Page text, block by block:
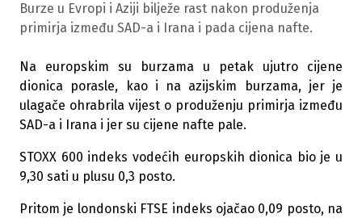
Burze u Evropi i Aziji bilježe rast nakon produženja
primirja između SAD-a i Irana i pada cijena nafte.
Na europskim su burzama u petak ujutro cijene
dionica porasle, kao i na azijskim burzama, jer je
ulagače ohrabrila vijest o produženju primirja između
SAD-a i Irana i jer su cijene nafte pale.
STOXX 600 indeks vodećih europskih dionica bio je u
9,30 sati u plusu 0,3 posto.
Pritom je londonski FTSE indeks ojačao 0,09 posto, na